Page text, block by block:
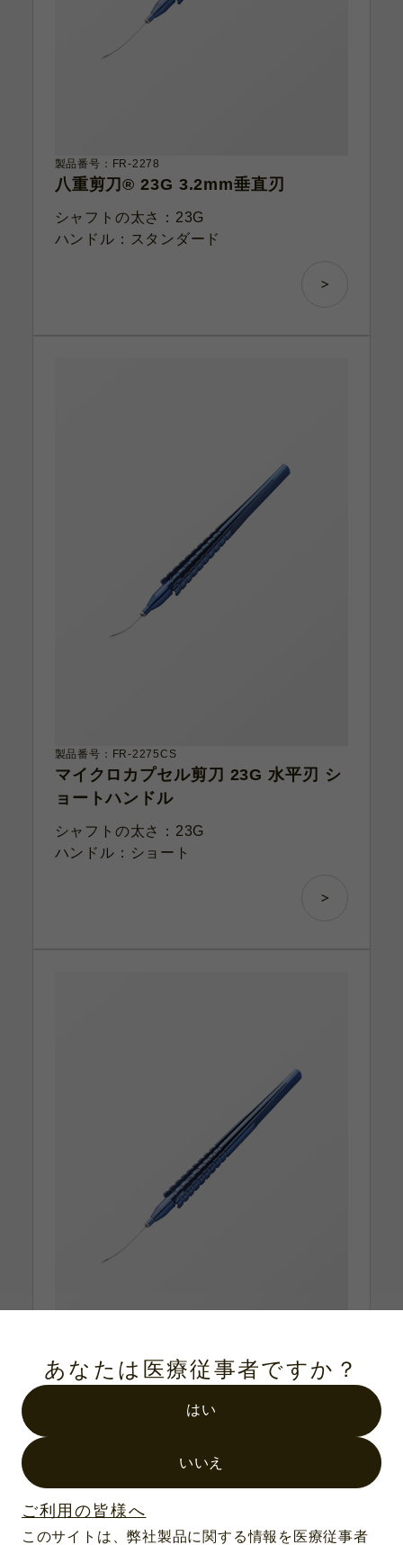
あなたは医療従事者ですか？
はい
いいえ
ご利用の皆様へ
このサイトは、弊社製品に関する情報を医療従事者
製品番号：FR-2278
八重剪刀® 23G 3.2mm垂直刃
シャフトの太さ：23G
ハンドル：スタンダード
製品番号：FR-2275CS
マイクロカプセル剪刀 23G 水平刃 シ
ョートハンドル
シャフトの太さ：23G
ハンドル：ショート
製品番号：FR-2275C
マイクロカプセル剪刀 23G 水平刃
シャフトの太さ：23G